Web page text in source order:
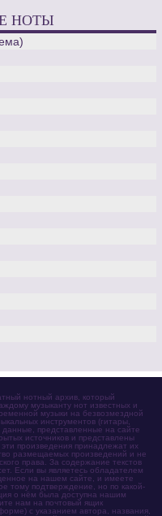
НОТЫ
нотный архив, который
музыканту нот известных и
музыки на безвозмездной
инструментов (гитары,
представленные на сайте
источников и представлены
произведения принадлежат их
размещаемых произведений и не
права. За содержание текстов
Если вы являетесь обладателем
на нашем сайте, и имеете
тому подтверждение, но по какой-
о нём была доступна нашим
нам на почтовый ящик
с указанием автора, названия,